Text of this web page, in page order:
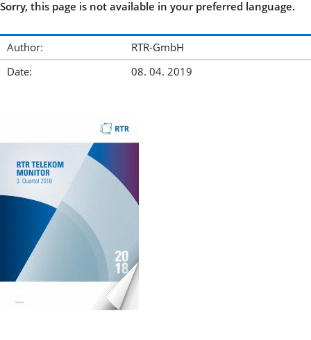
Sorry, this page is not available in your preferred language.
Author:
RTR-GmbH
Date:
08. 04. 2019